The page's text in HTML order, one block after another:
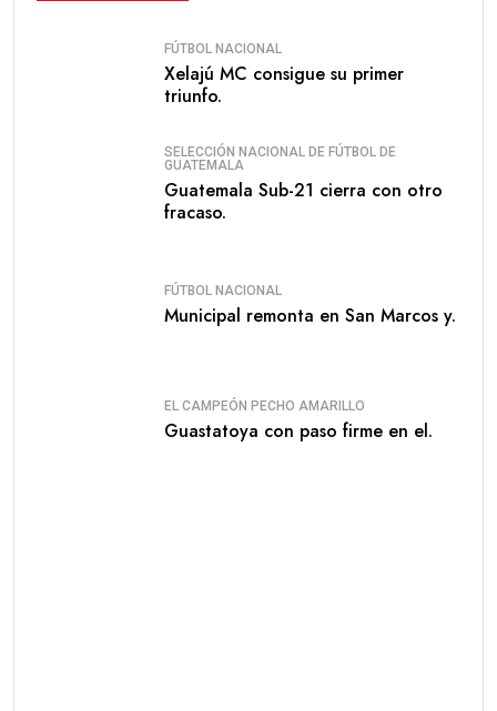
FÚTBOL NACIONAL
Xelajú MC consigue su primer
triunfo.
SELECCIÓN NACIONAL DE FÚTBOL DE
GUATEMALA
Guatemala Sub-21 cierra con otro
fracaso.
FÚTBOL NACIONAL
Municipal remonta en San Marcos y.
EL CAMPEÓN PECHO AMARILLO
Guastatoya con paso firme en el.